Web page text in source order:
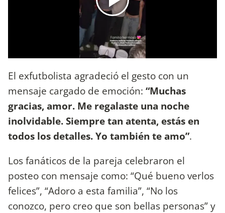
El exfutbolista agradeció el gesto con un
mensaje cargado de emoción: “Muchas
gracias, amor. Me regalaste una noche
inolvidable. Siempre tan atenta, estás en
todos los detalles. Yo también te amo”.
Los fanáticos de la pareja celebraron el
posteo con mensaje como: “Qué bueno verlos
felices”, “Adoro a esta familia”, “No los
conozco, pero creo que son bellas personas” y